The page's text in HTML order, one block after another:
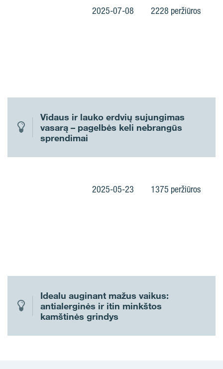
2025-07-08 2228 peržiūros
Vidaus ir lauko erdvių sujungimas
vasarą – pagelbės keli nebrangūs
sprendimai
2025-05-23 1375 peržiūros
Idealu auginant mažus vaikus:
antialerginės ir itin minkštos
kamštinės grindys